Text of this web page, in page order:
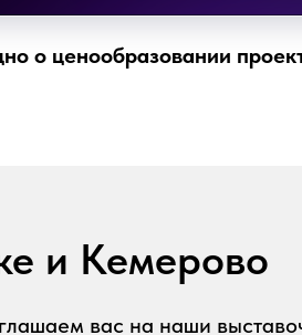
о ценообразовании
и Кемерово
вас на наши